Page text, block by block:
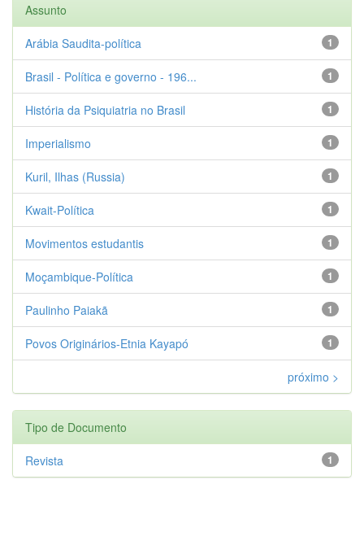
Assunto
1
Arábia Saudita-política
1
Brasil - Política e governo - 196...
1
História da Psiquiatria no Brasil
1
Imperialismo
1
Kuril, Ilhas (Russia)
1
Kwait-Política
1
Movimentos estudantis
1
Moçambique-Política
1
Paulinho Paiakã
1
Povos Originários-Etnia Kayapó
próximo >
Tipo de Documento
1
Revista